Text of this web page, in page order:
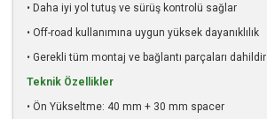
• Daha iyi yol tutuş ve sürüş kontrolü sağlar
• Off-road kullanımına uygun yüksek dayanıklılık
• Gerekli tüm montaj ve bağlantı parçaları dahildir
Teknik Özellikler
• Ön Yükseltme: 40 mm + 30 mm spacer